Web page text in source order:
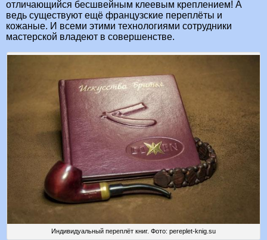
отличающийся бесшвейным клеевым креплением! А
ведь существуют ещё французские переплёты и
кожаные. И всеми этими технологиями сотрудники
мастерской владеют в совершенстве.
Индивидуальный переплёт книг. Фото: pereplet-knig.su